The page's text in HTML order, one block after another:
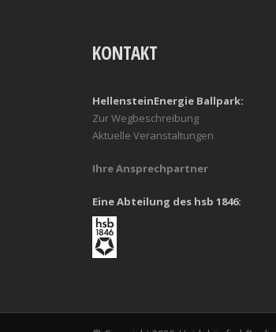
KONTAKT
HellensteinEnergie Ballpark:
Zur Wegbeschreibung
Aktuelle Veranstaltungen
Ihre Ansprechpartner
Eine Abteilung des hsb 1846: